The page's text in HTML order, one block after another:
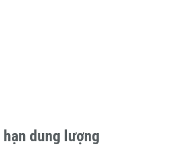
dung lượng